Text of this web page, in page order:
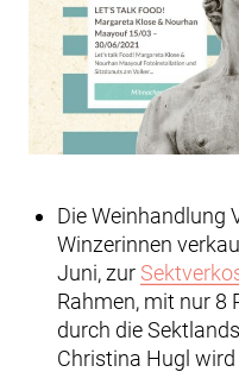
Die Weinhandlung
Winzerinnen
Juni, zur
Rahmen, mit nur 8
durch die
Christina Hugl